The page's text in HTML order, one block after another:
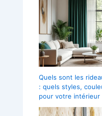
Quels sont les
: quels styles,
pour votre intérieur